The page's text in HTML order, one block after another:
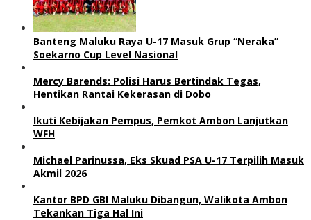
Banteng Maluku Raya U-17 Masuk Grup “Neraka”
Soekarno Cup Level Nasional
Mercy Barends: Polisi Harus Bertindak Tegas,
Hentikan Rantai Kekerasan di Dobo
Ikuti Kebijakan Pempus, Pemkot Ambon Lanjutkan
WFH
Michael Parinussa, Eks Skuad PSA U-17 Terpilih Masuk
Akmil 2026
Kantor BPD GBI Maluku Dibangun, Walikota Ambon
Tekankan Tiga Hal Ini